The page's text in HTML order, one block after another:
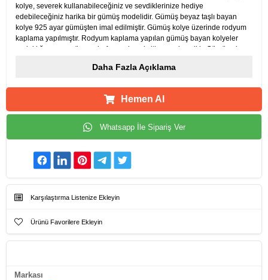
kolye, severek kullanabileceğiniz ve sevdiklerinize hediye
edebileceğiniz harika bir gümüş modelidir. Gümüş beyaz taşlı bayan
kolye 925 ayar gümüşten imal edilmiştir. Gümüş kolye üzerinde rodyum
kaplama yapılmıştır. Rodyum kaplama yapılan gümüş bayan kolyeler
parlaklığını uzun süre muhafaza eder, oksitlenmesi gecikir. Gümüş olan
gümüş bayan kolye modellerimizde olduğu gibi gümüş beyaz taşlı bayan
Daha Fazla Açıklama
Hemen Al
Whatsapp İle Sipariş Ver
Karşılaştırma Listenize Ekleyin
Ürünü Favorilere Ekleyin
Markası